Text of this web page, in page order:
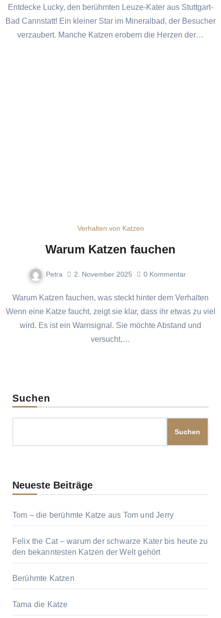
Entdecke Lucky, den berühmten Leuze-Kater aus Stuttgart-
Bad Cannstatt! Ein kleiner Star im Mineralbad, der Besucher
verzaubert. Manche Katzen erobern die Herzen der…
Verhalten von Katzen
Warum Katzen fauchen
Petra 2. November 2025 0 Kommentar
Warum Katzen fauchen, was steckt hinter dem Verhalten
Wenn eine Katze faucht, zeigt sie klar, dass ihr etwas zu viel
wird. Es ist ein Warnsignal. Sie möchte Abstand und
versucht,…
Suchen
Suchen
Neueste Beiträge
Tom – die berühmte Katze aus Tom und Jerry
Felix the Cat – warum der schwarze Kater bis heute zu
den bekanntesten Katzen der Welt gehört
Berühmte Katzen
Tama die Katze